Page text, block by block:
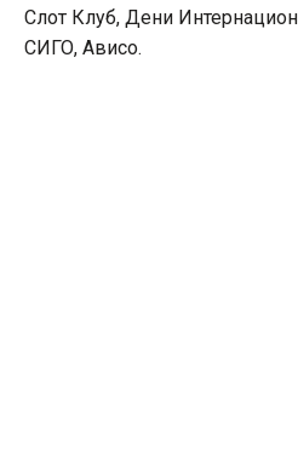
Слот Клуб, Дени
СИГО, Ависо.